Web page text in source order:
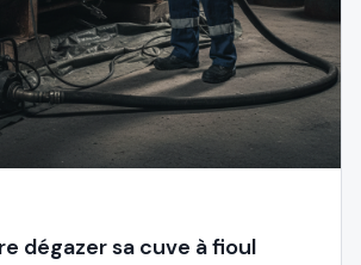
dégazer sa cuve à fioul